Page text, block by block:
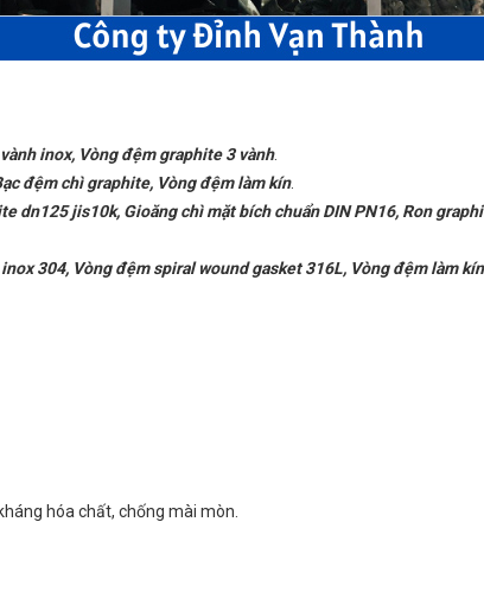
inox, Vòng đệm graphite 3 vành.
ạc đệm chì graphite, Vòng đệm làm kín.
dn125 jis10k, Gioăng chì mặt bích chuẩn DIN PN16, Ron
304, Vòng đệm spiral wound gasket 316L, Vòng đệm làm kín
hóa chất, chống mài mòn.